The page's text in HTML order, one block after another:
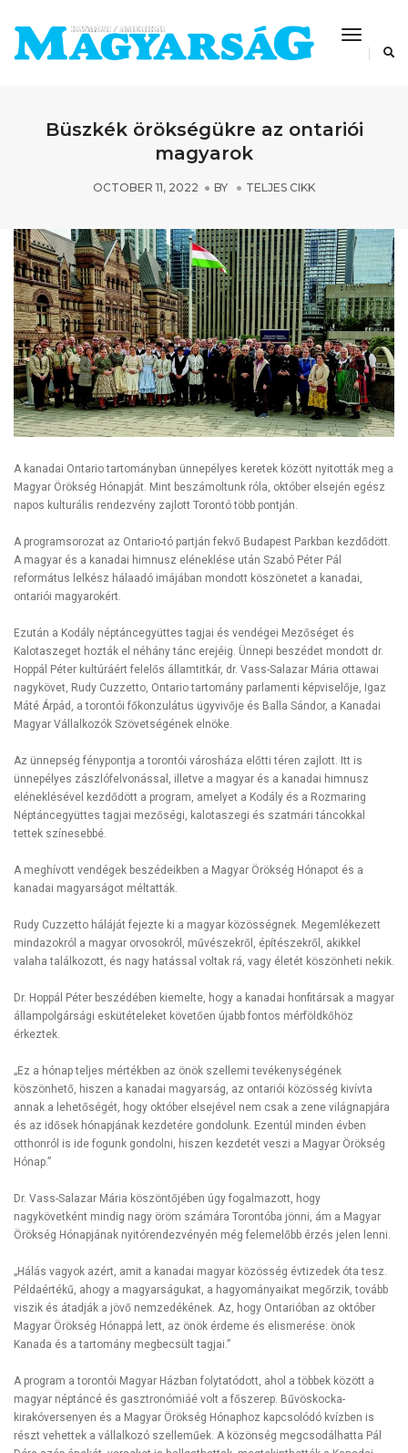
Toggle
Büszkék örökségükre az ontariói
magyarok
OCTOBER 11, 2022 BY TELJES CIKK
A kanadai Ontario tartományban ünnepélyes keretek között nyitották meg a
Magyar Örökség Hónapját. Mint beszámoltunk róla, október elsején egész
napos kulturális rendezvény zajlott Torontó több pontján.
A programsorozat az Ontario-tó partján fekvő Budapest Parkban kezdődött.
A magyar és a kanadai himnusz eléneklése után Szabó Péter Pál
református lelkész hálaadó imájában mondott köszönetet a kanadai,
ontariói magyarokért.
Ezután a Kodály néptáncegyüttes tagjai és vendégei Mezőséget és
Kalotaszeget hozták el néhány tánc erejéig. Ünnepi beszédet mondott dr.
Hoppál Péter kultúráért felelős államtitkár, dr. Vass-Salazar Mária ottawai
nagykövet, Rudy Cuzzetto, Ontario tartomány parlamenti képviselője, Igaz
Máté Árpád, a torontói főkonzulátus ügyvivője és Balla Sándor, a Kanadai
Magyar Vállalkozók Szövetségének elnöke.
Az ünnepség fénypontja a torontói városháza előtti téren zajlott. Itt is
ünnepélyes zászlófelvonással, illetve a magyar és a kanadai himnusz
eléneklésével kezdődött a program, amelyet a Kodály és a Rozmaring
Néptáncegyüttes tagjai mezőségi, kalotaszegi és szatmári táncokkal
tettek színesebbé.
A meghívott vendégek beszédeikben a Magyar Örökség Hónapot és a
kanadai magyarságot méltatták.
Rudy Cuzzetto háláját fejezte ki a magyar közösségnek. Megemlékezett
mindazokról a magyar orvosokról, művészekről, építészekről, akikkel
valaha találkozott, és nagy hatással voltak rá, vagy életét köszönheti nekik.
Dr. Hoppál Péter beszédében kiemelte, hogy a kanadai honfitársak a magyar
állampolgársági eskütételeket követően újabb fontos mérföldkőhöz
érkeztek.
„Ez a hónap teljes mértékben az önök szellemi tevékenységének
köszönhető, hiszen a kanadai magyarság, az ontariói közösség kivívta
annak a lehetőségét, hogy október elsejével nem csak a zene világnapjára
és az idősek hónapjának kezdetére gondolunk. Ezentúl minden évben
otthonról is ide fogunk gondolni, hiszen kezdetét veszi a Magyar Örökség
Hónap.”
Dr. Vass-Salazar Mária köszöntőjében úgy fogalmazott, hogy
nagykövetként mindig nagy öröm számára Torontóba jönni, ám a Magyar
Örökség Hónapjának nyitórendezvényén még felemelőbb érzés jelen lenni.
„Hálás vagyok azért, amit a kanadai magyar közösség évtizedek óta tesz.
Példaértékű, ahogy a magyarságukat, a hagyományaikat megőrzik, tovább
viszik és átadják a jövő nemzedékének. Az, hogy Ontarióban az október
Magyar Örökség Hónappá lett, az önök érdeme és elismerése: önök
Kanada és a tartomány megbecsült tagjai.”
A program a torontói Magyar Házban folytatódott, ahol a többek között a
magyar néptáncé és gasztronómiáé volt a főszerep. Bűvöskocka-
kirakóversenyen és a Magyar Örökség Hónaphoz kapcsolódó kvízben is
részt vehettek a vállalkozó szelleműek. A közönség megcsodálhatta Pál